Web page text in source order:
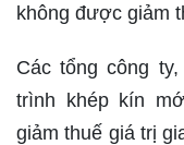
không được giảm
Các tổng công
trình khép kín
giảm thuế giá trị